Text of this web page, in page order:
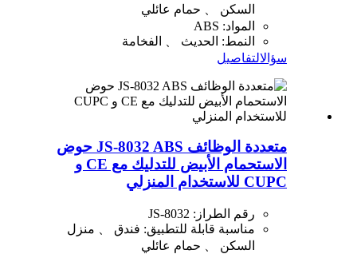
السكن 、 حمام عائلي
المواد: ABS
النمط: الحديث 、 الفخامة
سؤالالتفاصيل
متعددة الوظائف JS-8032 ABS حوض
الاستحمام الأبيض للتدليك مع CE و
CUPC للاستخدام المنزلي
رقم الطراز: JS-8032
مناسبة قابلة للتطبيق: فندق 、 منزل
السكن 、 حمام عائلي